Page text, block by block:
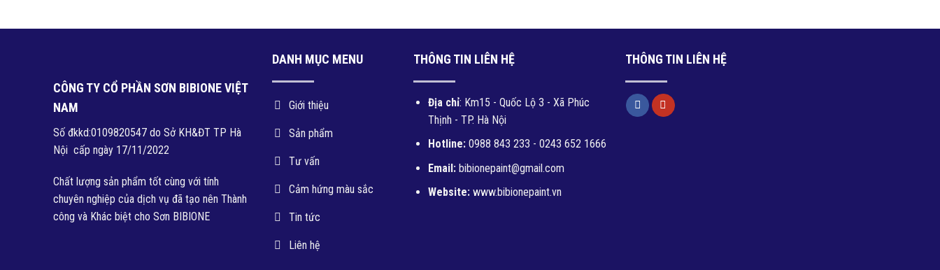
THẤT VÀ NỘI THẤT BIBI GOLD
SƠN LÓT KHÁNG KIỀM NGOẠI
Giá: Liên hệ
CÔNG TY CỔ PHẦN SƠN BIBIONE VIỆT
NAM
Số đkkd:0109820547 do Sở KH&ĐT TP Hà
Nội cấp ngày 17/11/2022
Chất lượng sản phẩm tốt cùng với tính
chuyên nghiệp của dịch vụ đã tạo nên Thành
công và Khác biệt cho Sơn BIBIONE
DANH MỤC MENU
Giới thiệu
Sản phẩm
Tư vấn
Cảm hứng màu sắc
Tin tức
Liên hệ
THÔNG TIN LIÊN HỆ
Địa chỉ: Km15 - Quốc Lộ 3 - Xã Phúc
Thịnh - TP. Hà Nội
Hotline: 0988 843 233 - 0243 652 1666
Email:bibionepaint@gmail.com
Website:www.bibionepaint.vn
THÔNG TIN LIÊN HỆ